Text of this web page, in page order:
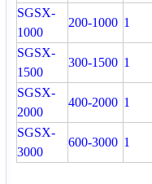
SGSX-
1000
200-1000 1
SGSX-
1500
300-1500 1
SGSX-
2000
400-2000 1
SGSX-
3000
600-3000 1